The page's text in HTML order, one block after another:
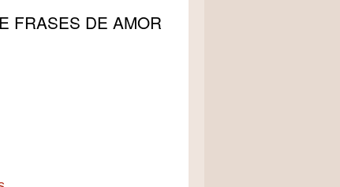
FRASES DE AMOR